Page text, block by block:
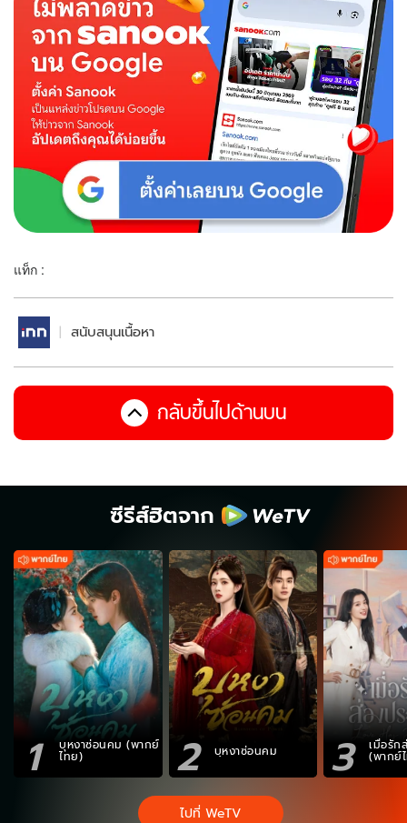
แท็ก :
สนับสนุนเนื้อหา
กลับขึ้นไปด้านบน
ซีรีส์ฮิตจาก
1 บุหงาซ่อนคม (พากย์
ไทย) 2 บุหงาซ่อนคม 3 เมื่อรัก
(พากย์
ไปที่ WeTV